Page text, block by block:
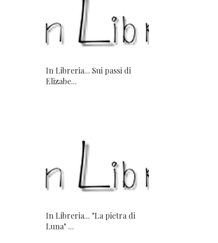
In Libreria... Sui passi di
Elizabe...
In Libreria... "La pietra di
Luna" ...